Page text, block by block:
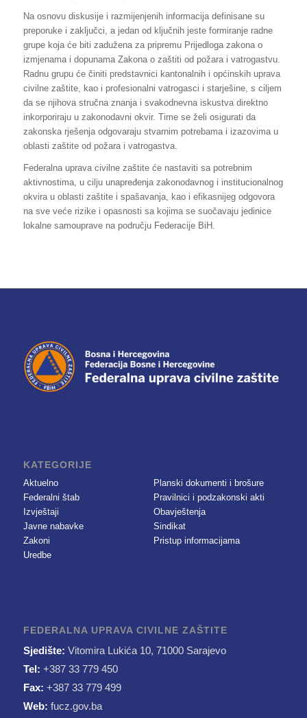
Na osnovu diskusije i razmijenjenih informacija definisane su
preporuke i zaključci, a jedan od ključnih jeste formiranje radne
grupe koja će biti zadužena za pripremu Prijedloga zakona o
izmjenama i dopunama Zakona o zaštiti od požara i vatrogastvu.
Radnu grupu će činiti predstavnici kantonalnih i općinskih uprava
civilne zaštite, kao i profesionalni vatrogasci i starješine, s ciljem
da se njihova stručna znanja i svakodnevna iskustva direktno
inkorporiraju u zakonodavni okvir. Time se želi osigurati da
zakonska rješenja odgovaraju stvarnim potrebama i izazovima u
oblasti zaštite od požara i vatrogastva.
Federalna uprava civilne zaštite će nastaviti sa potrebnim
aktivnostima, u cilju unapređenja zakonodavnog i institucionalnog
okvira u oblasti zaštite i spašavanja, kao i efikasnijeg odgovora
na sve veće rizike i opasnosti sa kojima se suočavaju jedinice
lokalne samouprave na području Federacije BiH.
KATEGORIJE
Aktuelno
Federalni štab
Izvještaji
Javne nabavke
Zakoni
Uredbe
Planski dokumenti i brošure
Pravilnici i podzakonski akti
Obavještenja
Sindikat
Pristup informacijama
FEDERALNA UPRAVA CIVILNE ZAŠTITE
Sjedište: Vitomira Lukića 10, 71000 Sarajevo
Tel: +387 33 779 450
Fax: +387 33 779 499
Web: fucz.gov.ba